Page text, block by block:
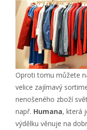
Oproti tomu můžete
velice zajímavý
nenošeného zboží
např. Humana, která
výdělku věnuje na